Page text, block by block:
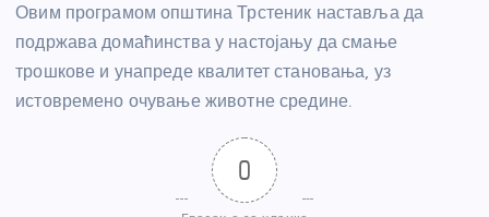
Овим програмом општина Трстеник наставља да
подржава домаћинства у настојању да смање
трошкове и унапреде квалитет становања, уз
истовремено очување животне средине.
0